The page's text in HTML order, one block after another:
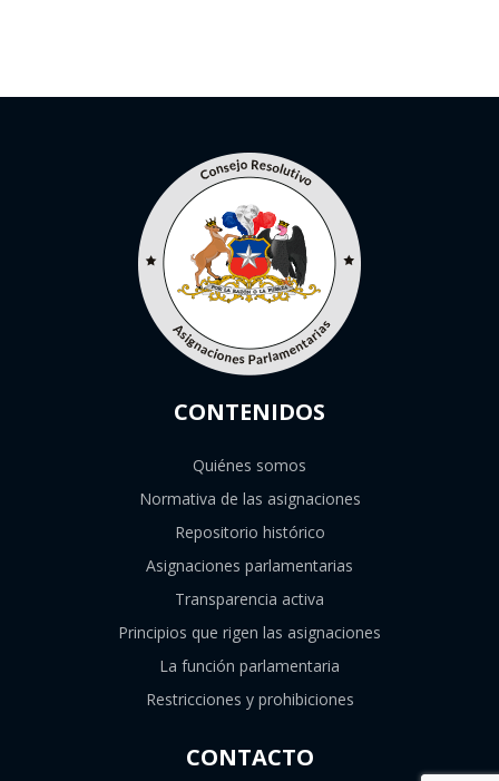
CONTENIDOS
Quiénes somos
Normativa de las asignaciones
Repositorio histórico
Asignaciones parlamentarias
Transparencia activa
Principios que rigen las asignaciones
La función parlamentaria
Restricciones y prohibiciones
CONTACTO